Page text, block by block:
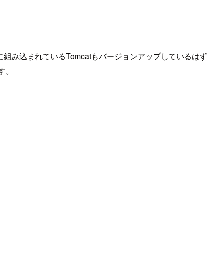
み込まれているTomcatもバージョンアップしているはず